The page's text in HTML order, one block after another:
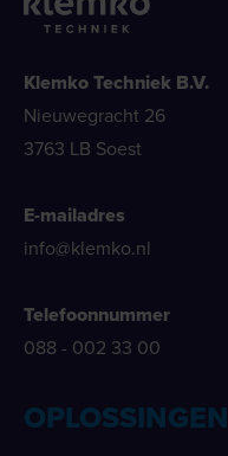
Klemko Techniek B.V.
Nieuwegracht 26
3763 LB Soest
E-mailadres
info@klemko.nl
Telefoonnummer
088 - 002 33 00
OPLOSSINGEN